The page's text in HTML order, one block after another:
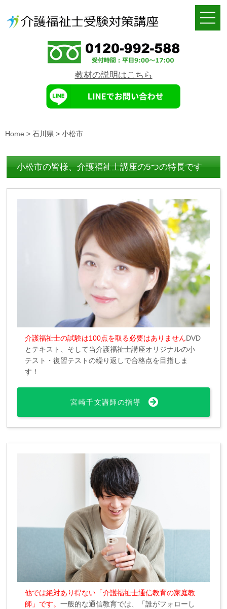
教材の説明はこちら
Home > 石川県 > 小松市
小松市の皆様、介護福祉士講座の5つの特長です
介護福祉士の試験は100点を取る必要はありませんDVD
とテキスト、そして当介護福祉士講座オリジナルの小
テスト・復習テストの繰り返しで合格点を目指しま
す！
宮崎千文講師の指導
他では絶対あり得ない「介護福祉士通信教育の家庭教
師」です。一般的な通信教育では、「誰がフォローし